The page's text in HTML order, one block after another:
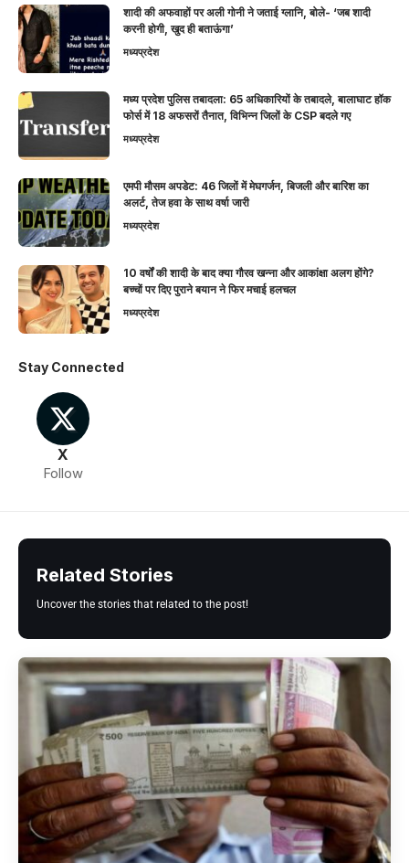
शादी की अफवाहों पर अली गोनी ने जताई ग्लानि, बोले- ‘जब शादी
करनी होगी, खुद ही बताऊंगा’
मध्यप्रदेश
मध्य प्रदेश पुलिस तबादला: 65 अधिकारियों के तबादले, बालाघाट हॉक
फोर्स में 18 अफसरों तैनात, विभिन्न जिलों के CSP बदले गए
मध्यप्रदेश
एमपी मौसम अपडेट: 46 जिलों में मेघगर्जन, बिजली और बारिश का
अलर्ट, तेज हवा के साथ वर्षा जारी
मध्यप्रदेश
10 वर्षों की शादी के बाद क्या गौरव खन्ना और आकांक्षा अलग होंगे?
बच्चों पर दिए पुराने बयान ने फिर मचाई हलचल
मध्यप्रदेश
Stay Connected
X
Follow
Related Stories
Uncover the stories that related to the post!